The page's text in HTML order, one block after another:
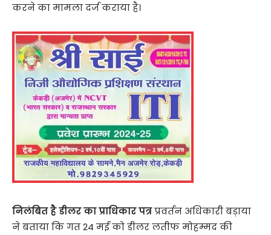
करने का मामला दर्ज कराया है।
निलंबित है डीलर का प्राधिकार पत्रप्रवर्तन अधिकारी बड़ाया
ने बताया कि गत 24 मई को डीलर लतीफ मोहम्मद की